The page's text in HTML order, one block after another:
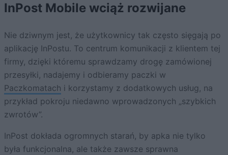
InPost Mobile wciąż rozwijane
Nie dziwnym jest, że użytkownicy tak często sięgają po
aplikację InPostu. To centrum komunikacji z klientem tej
firmy, dzięki któremu sprawdzamy drogę zamówionej
przesyłki, nadajemy i odbieramy paczki w
Paczkomatach i korzystamy z dodatkowych usług, na
przykład pokroju niedawno wprowadzonych „szybkich
zwrotów”.
InPost dokłada ogromnych starań, by apka nie tylko
była funkcjonalna, ale także zawsze sprawna